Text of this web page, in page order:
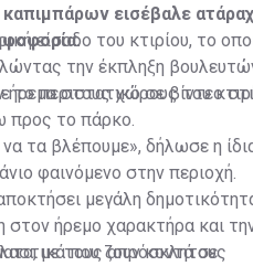
εισέβαλε
είσοδο του κτιρίου, το
την έκπληξη
στους χώρους του
περιστατικό σε βίντεο
προς το πάρκο.
τα βλέπουμε», δήλωσε η
φαινόμενο στην περιοχή.
μεγάλη
στον ήρεμο χαρακτήρα και
που ζουν κοντά σε
με τους απρόσκλητους